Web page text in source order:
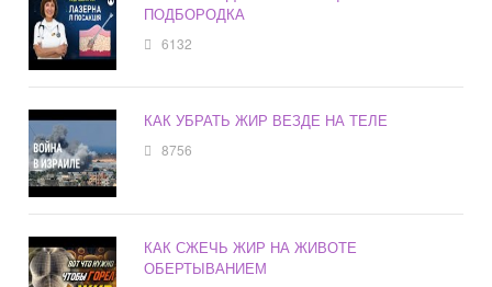
ПОДБОРОДКА
6132
КАК УБРАТЬ ЖИР ВЕЗДЕ НА ТЕЛЕ
8756
КАК СЖЕЧЬ ЖИР НА ЖИВОТЕ
ОБЕРТЫВАНИЕМ